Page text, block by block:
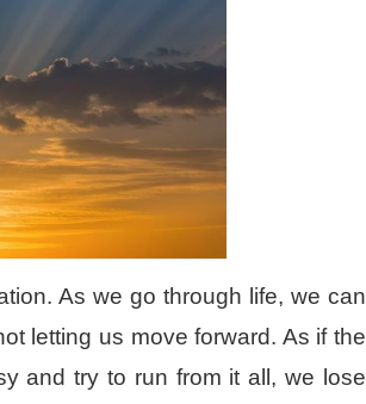
量。
As we go through life, we can
letting us move forward. As if the
and try to run from it all, we lose